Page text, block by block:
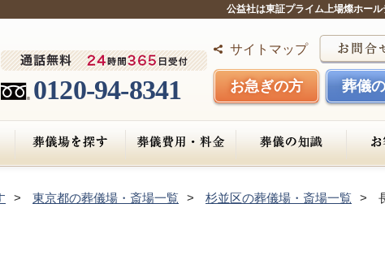
公益社は東証プライム上場燦ホー
サイトマップ
お急ぎの方 葬儀
0120-94-8341
東京都の葬儀場・斎場一覧 杉並区の葬儀場・斎場一覧